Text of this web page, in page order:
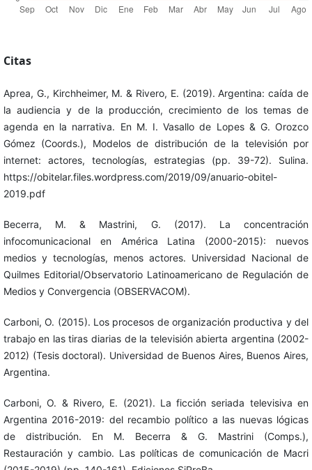
Citas
Aprea, G., Kirchheimer, M. & Rivero, E. (2019). Argentina: caída de
la audiencia y de la producción, crecimiento de los temas de
agenda en la narrativa. En M. I. Vasallo de Lopes & G. Orozco
Gómez (Coords.), Modelos de distribución de la televisión por
internet: actores, tecnologías, estrategias (pp. 39-72). Sulina.
https://obitelar.files.wordpress.com/2019/09/anuario-obitel-
2019.pdf
Becerra, M. & Mastrini, G. (2017). La concentración
infocomunicacional en América Latina (2000-2015): nuevos
medios y tecnologías, menos actores. Universidad Nacional de
Quilmes Editorial/Observatorio Latinoamericano de Regulación de
Medios y Convergencia (OBSERVACOM).
Carboni, O. (2015). Los procesos de organización productiva y del
trabajo en las tiras diarias de la televisión abierta argentina (2002-
2012) (Tesis doctoral). Universidad de Buenos Aires, Buenos Aires,
Argentina.
Carboni, O. & Rivero, E. (2021). La ficción seriada televisiva en
Argentina 2016-2019: del recambio político a las nuevas lógicas
de distribución. En M. Becerra & G. Mastrini (Comps.),
Restauración y cambio. Las políticas de comunicación de Macri